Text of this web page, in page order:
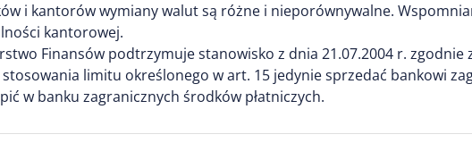
i kantorów wymiany walut są różne i nieporównywalne.
kantorowej.
Finansów podtrzymuje stanowisko z dnia 21.07.2004 r.
limitu określonego w art. 15 jedynie sprzedać bankowi
w banku zagranicznych środków płatniczych.